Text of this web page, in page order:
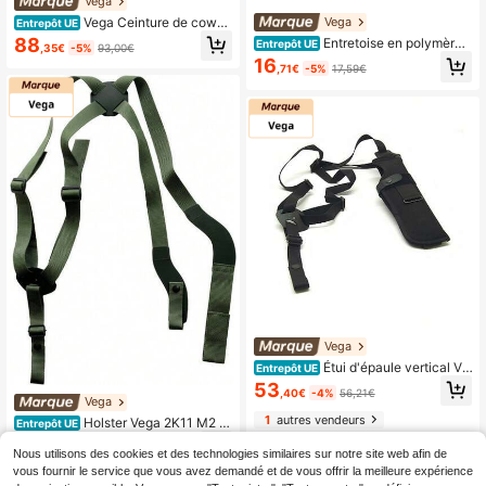
Entrepôt UE Vega Ceinture de cowbo
y
88 ,35€ -5% 93,00€
Vega
Entrepôt UE Holster Vega 2K11 M2 e
27,92€ -5% 29,39€
Vega
Entrepôt UE Entretoise en polymère
moulé haute résistance pour étui Ve
ga 8K98
16 ,71€ -5% 17,59€
Vega
Entrepôt UE Étui d'épaule vertical Ve
ga Holster A253 Cordura, série A2,
droitier/gaucher, pour revolvers de
2 à 6 pouces
53 ,40€ -4% 56,21€
1autres vendeurs
Nous utilisons des cookies et des technologies similaires sur notre site web afin de
vous fournir le service que vous avez demandé et de vous offrir la meilleure expérience